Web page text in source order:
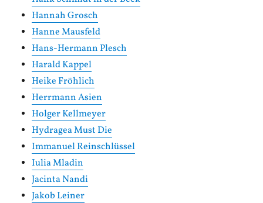
Hannah Grosch
Hanne Mausfeld
Hans-Hermann Plesch
Harald Kappel
Heike Fröhlich
Herrmann Asien
Holger Kellmeyer
Hydragea Must Die
Immanuel Reinschlüssel
Iulia Mladin
Jacinta Nandi
Jakob Leiner